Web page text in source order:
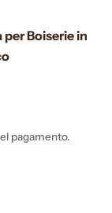
Boiserie in
pagamento.